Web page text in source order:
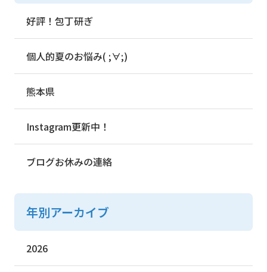
好評！包丁研ぎ
個人的夏のお悩み( ;∀;)
熊本県
Instagram更新中！
ブログお休みの連絡
年別アーカイブ
2026